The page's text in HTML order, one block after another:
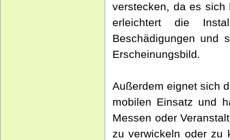
verstecken, da es sich
erleichtert die
Beschädigungen und
Erscheinungsbild.
Außerdem eignet sich
mobilen Einsatz und
Messen oder
zu verwickeln oder zu